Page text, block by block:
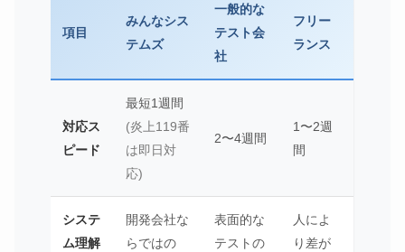
項目
みんなシス
テムズ
一般的な
テスト会
社
フリー
ランス
対応ス
ピード
最短1週間
(炎上119番
は即日対
応)
2〜4週間
1〜2週
間
システ
ム理解
開発会社な
らではの
表面的な
テストの
人によ
り差が